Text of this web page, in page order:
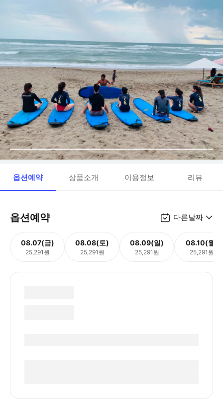
옵션예약 상품소개 이용정보 리뷰
옵션예약 다른날짜
08.07(금)
25,291원
08.08(토)
25,291원
08.09(일)
25,291원
08.10(월)
25,291원